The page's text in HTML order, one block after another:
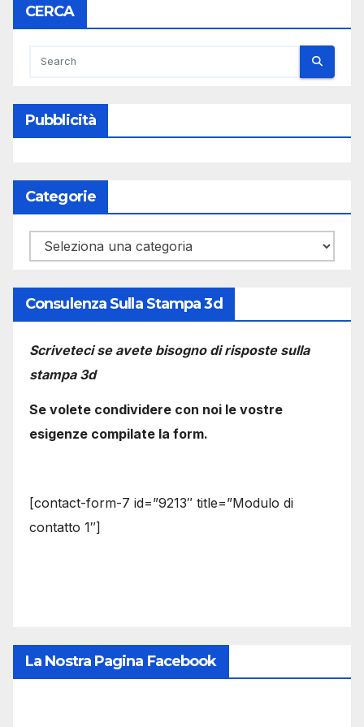
CERCA
Pubblicità
Categorie
Categorie
Consulenza Sulla Stampa 3d
Scriveteci se avete bisogno di risposte sulla
stampa 3d
Se volete condividere con noi le vostre
esigenze compilate la form.
[contact-form-7 id=”9213″ title=”Modulo di
contatto 1″]
La Nostra Pagina Facebook